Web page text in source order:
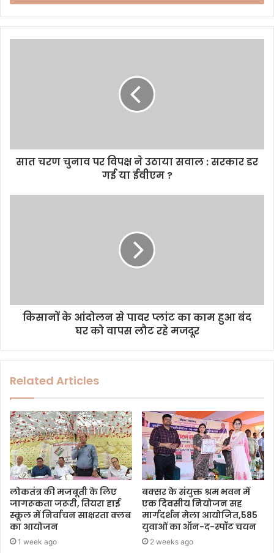
r
y
d
सात चरण चुनाव पर विपक्ष ने उठाया सवाल : सरकार डर
गई या ईवीएम ?
किसानों के आंदोलन से पावर प्लांट का काम हुआ बंद
घर को वापस लौट रहे मजदूर
Related Articles
लोकतंत्र की मजबूती के लिए
जागरूकता जरूरी, तियरा हाई
स्कूल में निर्वाचन साक्षरता क्लब
का आयोजन
1 week ago
बक्सर के संयुक्त श्रम भवन में
एक दिवसीय नियोजन सह
मार्गदर्शन मेला आयोजित,585
युवाओं का ऑन-द-स्पॉट चयन
2 weeks ago